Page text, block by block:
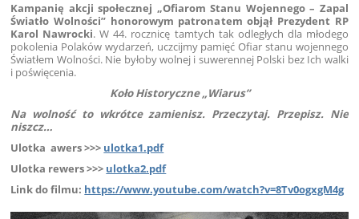
Kampanię akcji społecznej „Ofiarom Stanu Wojennego – Zapal
Światło Wolności” honorowym patronatem objął Prezydent RP
Karol Nawrocki. W 44. rocznicę tamtych tak odległych dla młodego
pokolenia Polaków wydarzeń, uczcijmy pamięć Ofiar stanu wojennego
Światłem Wolności. Nie byłoby wolnej i suwerennej Polski bez Ich walki
i poświęcenia.
Koło Historyczne „Wiarus”
Na wolność to wkrótce zamienisz. Przeczytaj. Przepisz. Nie
niszcz…
Ulotka awers >>> ulotka1.pdf
Ulotka rewers >>> ulotka2.pdf
Link do filmu: https://www.youtube.com/watch?v=8Tv0ogxgM4g